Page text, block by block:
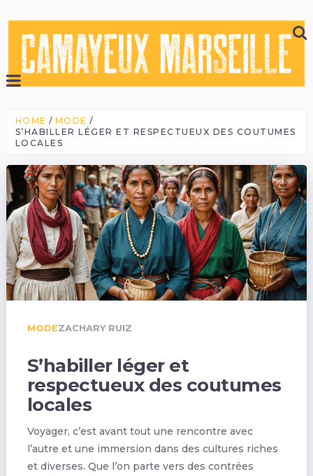
HOME
MODE
S’HABILLER LÉGER ET RESPECTUEUX DES COUTUMES
LOCALES
MODEZACHARY RUIZ
S’habiller léger et
respectueux des coutumes
locales
Voyager, c’est avant tout une rencontre avec
l’autre et une immersion dans des cultures riches
et diverses. Que l’on parte vers des contrées